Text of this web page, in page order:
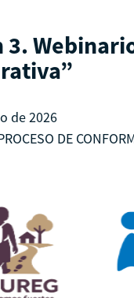
3.
de 2026
DE